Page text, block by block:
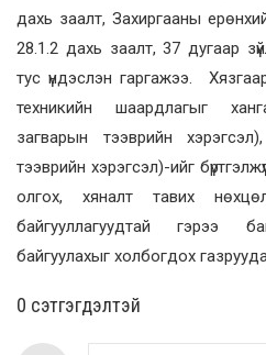
дахь заалт, Захиргааны
28.1.2 дахь заалт, 37 дугаар
тус үндэслэн гаргажээ.
техникийн шаардлагыг
загварын тээврийн
тээврийн хэрэгсэл)-ийг
олгох, хяналт тавих
байгууллагуудтай гэрээ
байгуулахыг холбогдох
0 cэтгэгдэлтэй